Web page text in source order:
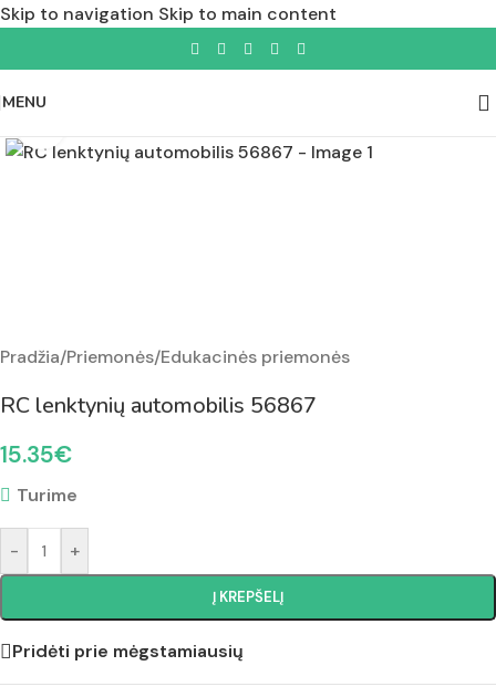
Skip to navigation Skip to main content
MENU
Pradžia/Priemonės/Edukacinės priemonės
RC lenktynių automobilis 56867
15.35€
Turime
- +
Į KREPŠELĮ
Pridėti prie mėgstamiausių